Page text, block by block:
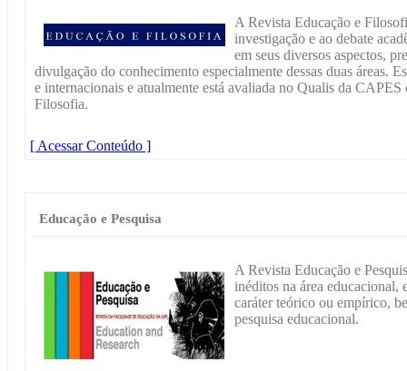
A Revista Educação e
investigação e ao debate
em seus diversos aspectos,
divulgação do conhecimento especialmente dessas duas áreas.
e internacionais e atualmente está avaliada no Qualis da
Filosofia.
[ Acessar Conteúdo ]
Educação e Pesquisa
A Revista Educação e
inéditos na área educacional,
caráter teórico ou empírico,
pesquisa educacional.